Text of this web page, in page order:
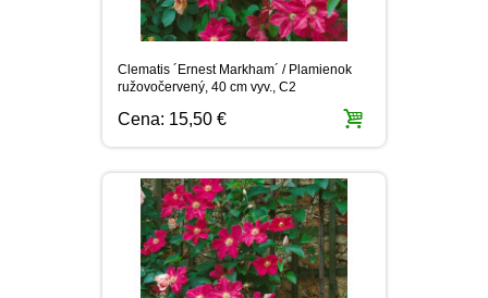
Clematis ´Ernest Markham´ / Plamienok
ružovočervený, 40 cm vyv., C2
Cena: 15,50 €